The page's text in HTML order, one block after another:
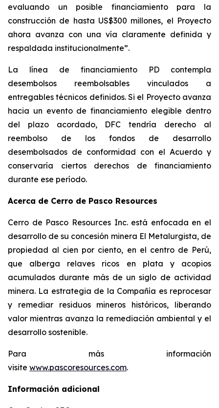
evaluando un posible financiamiento para la
construcción de hasta US$300 millones, el Proyecto
ahora avanza con una vía claramente definida y
respaldada institucionalmente”.
La línea de financiamiento PD contempla
desembolsos reembolsables vinculados a
entregables técnicos definidos. Si el Proyecto avanza
hacia un evento de financiamiento elegible dentro
del plazo acordado, DFC tendría derecho al
reembolso de los fondos de desarrollo
desembolsados de conformidad con el Acuerdo y
conservaría ciertos derechos de financiamiento
durante ese período.
Acerca de Cerro de Pasco Resources
Cerro de Pasco Resources Inc. está enfocada en el
desarrollo de su concesión minera El Metalurgista, de
propiedad al cien por ciento, en el centro de Perú,
que alberga relaves ricos en plata y acopios
acumulados durante más de un siglo de actividad
minera. La estrategia de la Compañía es reprocesar
y remediar residuos mineros históricos, liberando
valor mientras avanza la remediación ambiental y el
desarrollo sostenible.
Para más información
visite www.pascoresources.com.
Información adicional